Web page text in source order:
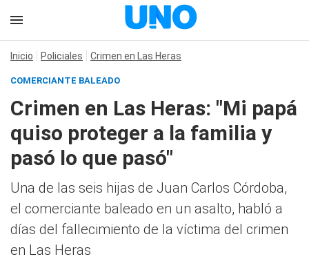
Inicio Policiales Crimen en Las Heras
COMERCIANTE BALEADO
Crimen en Las Heras: "Mi papá
quiso proteger a la familia y
pasó lo que pasó"
Una de las seis hijas de Juan Carlos Córdoba,
el comerciante baleado en un asalto, habló a
días del fallecimiento de la víctima del crimen
en Las Heras